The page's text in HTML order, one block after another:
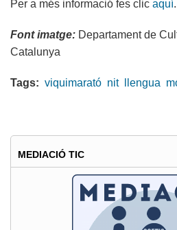
Per a més informació fes clic aquí.
Font imatge: Departament de
Catalunya
Tags: viquimarató nit llengua
MEDIACIÓ TIC